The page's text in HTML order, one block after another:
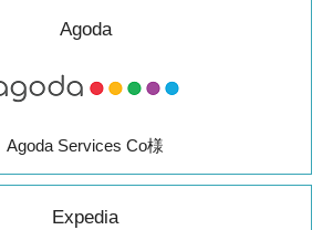
Agoda
Agoda Services Co様
Expedia